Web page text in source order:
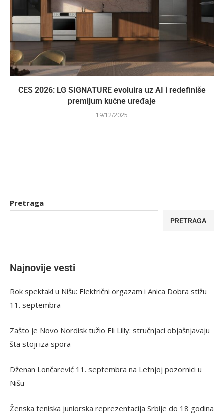
CES 2026: LG SIGNATURE evoluira uz AI i redefiniše
premijum kućne uređaje
19/12/2025
Pretraga
PRETRAGA
Najnovije vesti
Rok spektakl u Nišu: Električni orgazam i Anica Dobra stižu
11. septembra
Zašto je Novo Nordisk tužio Eli Lilly: stručnjaci objašnjavaju
šta stoji iza spora
Dženan Lončarević 11. septembra na Letnjoj pozornici u
Nišu
Ženska teniska juniorska reprezentacija Srbije do 18 godina